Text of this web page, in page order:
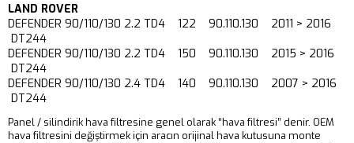
LAND ROVER
DEFENDER 90/110/130 2.2 TD4 122 90.110.130 2011 > 2016
DT244
DEFENDER 90/110/130 2.2 TD4 150 90.110.130 2015 > 2016
DT244
DEFENDER 90/110/130 2.4 TD4 140 90.110.130 2007 > 2016
DT244
Panel / silindirik hava filtresine genel olarak “hava filtresi” denir. OEM
hava filtresini değiştirmek için aracın orijinal hava kutusuna monte